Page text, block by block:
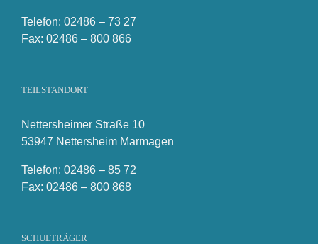
Telefon: 02486 – 73 27
Fax: 02486 – 800 866
TEILSTANDORT
Nettersheimer Straße 10
53947 Nettersheim Marmagen
Telefon: 02486 – 85 72
Fax: 02486 – 800 868
SCHULTRÄGER